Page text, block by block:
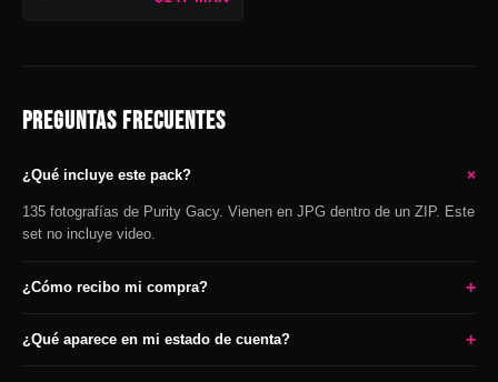
PREGUNTAS FRECUENTES
¿Qué incluye este pack? +
135 fotografías de Purity Gacy. Vienen en JPG dentro de un ZIP. Este
set no incluye video.
¿Cómo recibo mi compra? +
¿Qué aparece en mi estado de cuenta? +